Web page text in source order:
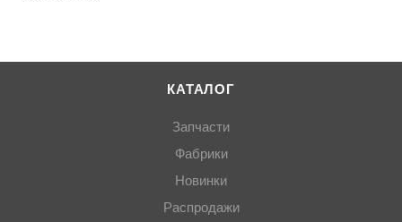
КАТАЛОГ
Запчасти
Фабрики
Новинки
Распродажи